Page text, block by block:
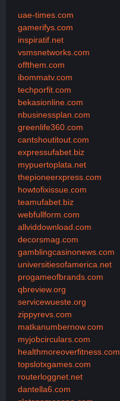
uae-times.com
gamerifys.com
inspiratif.net
vsmsnetworks.com
offthem.com
ibommatv.com
techporfit.com
bekasionline.com
nbusinessplan.com
greenlife360.com
cantshoutitout.com
expressufabet.biz
mypuertoplata.net
thepioneerxpress.com
howtofixissue.com
teamufabet.biz
webfullform.com
allviddownload.com
decorsmag.com
gamblingcasinonews.com
universitiesofamerica.net
progameofbrands.com
qbreview.org
servicewueste.org
zippyrevs.com
matkanumbernow.com
myjobcirculars.com
healthmoreoverfitness.com
topslotxgames.com
routerloggnet.net
dantella6.com